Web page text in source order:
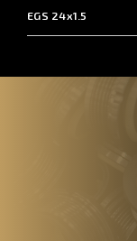
EGS 24x1.5